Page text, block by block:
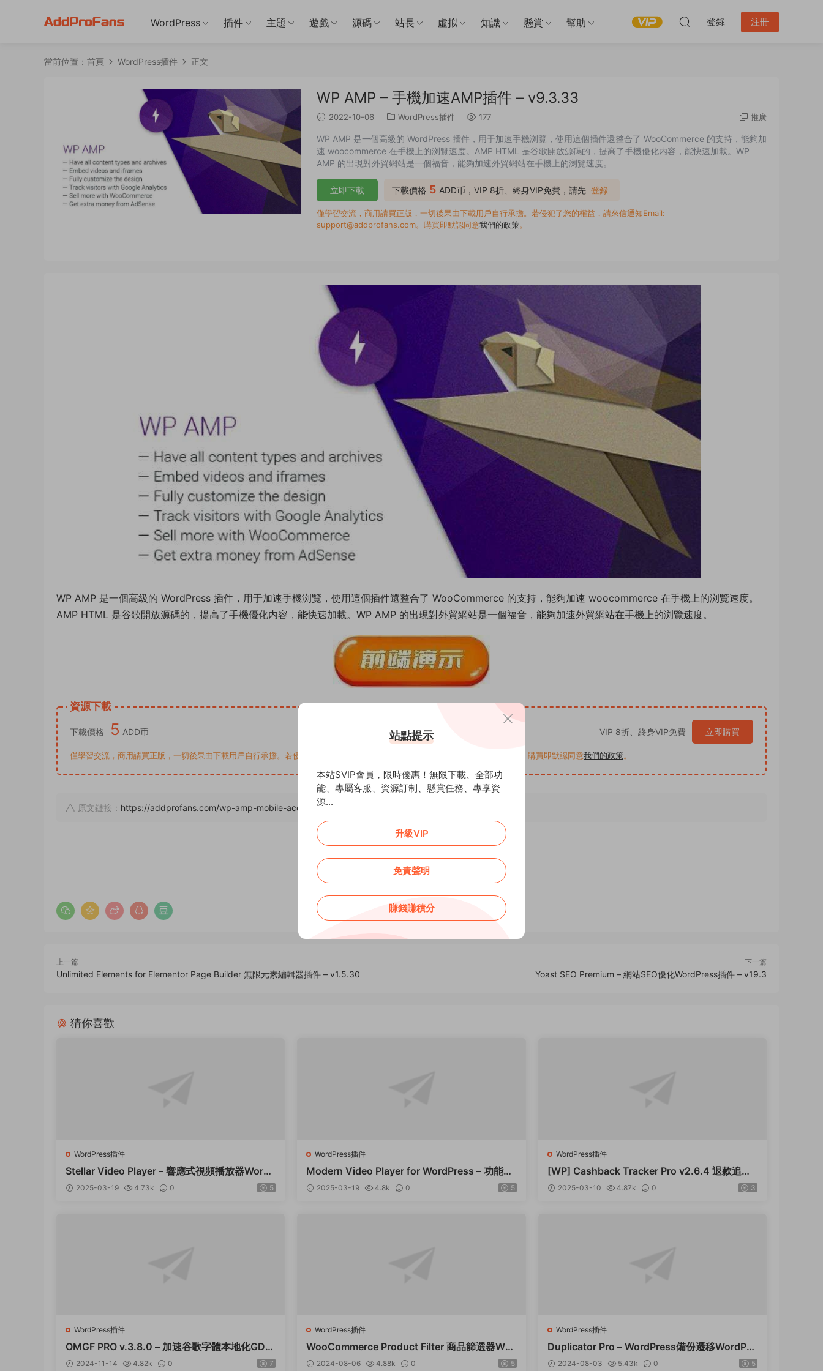
WordPress 插件 主題 遊戲 源碼 站長 虛拟 知識 懸賞 幫助 登錄 注冊
當前位置： 首頁 WordPress插件 正文
WP AMP – 手機加速AMP插件 – v9.3.33
2022-10-06 WordPress插件 177 推廣
WP AMP 是一個高級的 WordPress 插件，用于加速手機浏覽，使用這個插件還整合了 WooCommerce 的支持，能夠加
速 woocommerce 在手機上的浏覽速度。AMP HTML 是谷歌開放源碼的，提高了手機優化内容，能快速加載。WP
AMP 的出現對外貿網站是一個福音，能夠加速外貿網站在手機上的浏覽速度。
下載價格 5 ADD币，VIP 8折、終身VIP免費，請先 登錄
立即下載
僅學習交流，商用請買正版，一切後果由下載用戶自行承擔。若侵犯了您的權益，請來信通知Email:
support@addprofans.com。購買即默認同意我們的政策。
WP AMP 是一個高級的 WordPress 插件，用于加速手機浏覽，使用這個插件還整合了 WooCommerce 的支持，能夠加速 woocommerce 在手機上的浏覽速度。
AMP HTML 是谷歌開放源碼的，提高了手機優化内容，能快速加載。WP AMP 的出現對外貿網站是一個福音，能夠加速外貿網站在手機上的浏覽速度。
資源下載
下載價格 5 ADD币 VIP 8折、終身VIP免費 立即購買
僅學習交流，商用請買正版，一切後果由下載用戶自行承擔。若侵犯了您的權益，請來信通知Email: support@addprofans.com。購買即默認同意我們的政策。
原文鏈接： https://addprofans.com/wp-amp-mobile-acceleration-amp-plug-in/
上一篇
Unlimited Elements for Elementor Page Builder 無限元素編輯器插件 – v1.5.30
下一篇
Yoast SEO Premium – 網站SEO優化WordPress插件 – v19.3
猜你喜歡
WordPress插件
Stellar Video Player – 響應式視頻播放器WordP
ress插件 – v2.9
2025-03-19 4.73k 0 5
WordPress插件
Modern Video Player for WordPress – 功能強
大的視頻和音頻播放器 – v10.21
2025-03-19 4.8k 0 5
WordPress插件
[WP] Cashback Tracker Pro v2.6.4 退款追蹤
器插件下載
2025-03-10 4.87k 0 3
WordPress插件
OMGF PRO v.3.8.0 – 加速谷歌字體本地化GDP
R優化 破解版插件下載
2024-11-14 4.82k 0 7
WordPress插件
WooCommerce Product Filter 商品篩選器Wor
dPress插件 – v8.3.0
2024-08-06 4.88k 0 5
WordPress插件
Duplicator Pro – WordPress備份遷移WordPre
ss插件 – v4.5.15
2024-08-03 5.43k 0 5
站點提示
本站SVIP會員，限時優惠！無限下載、全部功
能、專屬客服、資源訂制、懸賞任務、專享資
源...
升級VIP
免責聲明
賺錢賺積分